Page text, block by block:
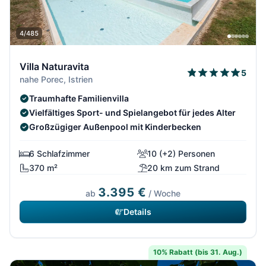
4/485
Villa Naturavita
nahe Porec, Istrien
5
Traumhafte Familienvilla
Vielfältiges Sport- und Spielangebot für jedes Alter
Großzügiger Außenpool mit Kinderbecken
6 Schlafzimmer
10 (+2) Personen
370 m²
20 km zum Strand
ab 3.395 € / Woche
Details
10% Rabatt (bis 31. Aug.)